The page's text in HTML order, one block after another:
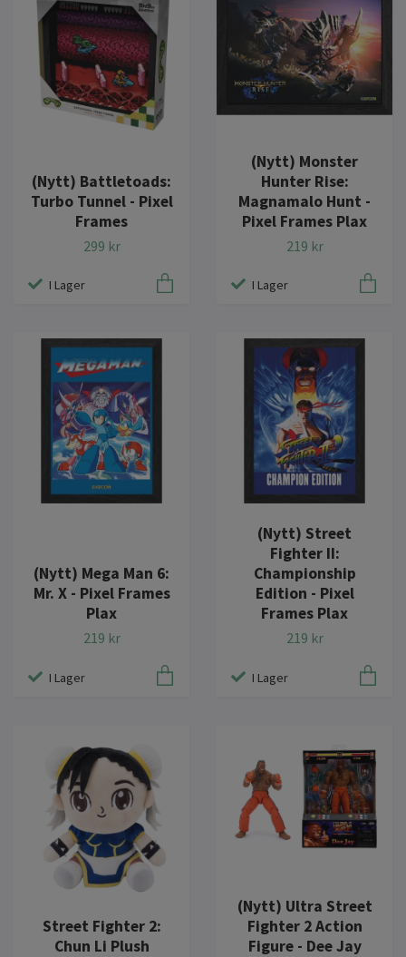
(Nytt) Battletoads:
Turbo Tunnel - Pixel
Frames
299 kr
I Lager
(Nytt) Monster
Hunter Rise:
Magnamalo Hunt -
Pixel Frames Plax
219 kr
I Lager
(Nytt) Mega Man 6:
Mr. X - Pixel Frames
Plax
219 kr
I Lager
(Nytt) Street
Fighter II:
Championship
Edition - Pixel
Frames Plax
219 kr
I Lager
Street Fighter 2:
Chun Li Plush
(Nytt) Ultra Street
Fighter 2 Action
Figure - Dee Jay